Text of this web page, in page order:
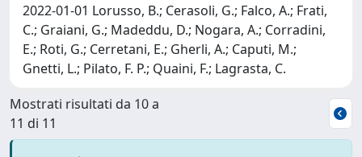
2022-01-01 Lorusso, B.; Cerasoli, G.; Falco, A.; Frati,
C.; Graiani, G.; Madeddu, D.; Nogara, A.; Corradini,
E.; Roti, G.; Cerretani, E.; Gherli, A.; Caputi, M.;
Gnetti, L.; Pilato, F. P.; Quaini, F.; Lagrasta, C.
Mostrati risultati da 10 a
11 di 11